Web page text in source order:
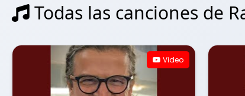
Todas las canciones de
Video